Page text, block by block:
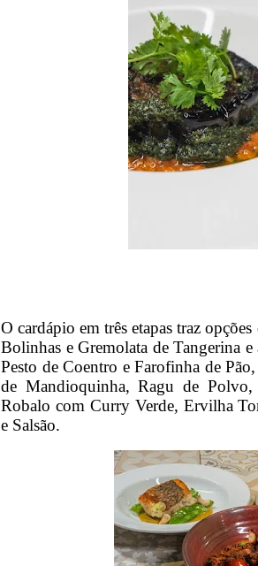
O cardápio em três etapas traz
Bolinhas e Gremolata de Tangerina
Pesto de Coentro e Farofinha de
de Mandioquinha, Ragu de
Robalo com Curry Verde, Ervilha
e Salsão.